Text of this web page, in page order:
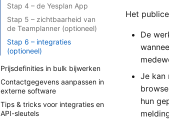
Stap 4 – de Yesplan App
Stap 5 – zichtbaarheid van
de Teamplanner (optioneel)
Stap 6 – integraties
(optioneel)
Prijsdefinities in bulk bijwerken
Contactgegevens aanpassen in
externe software
Tips & tricks voor integraties en
API-sleutels
Het
De
Je kan
hun